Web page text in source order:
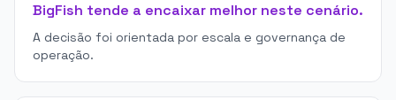
BigFish tende a encaixar melhor neste cenário.
A decisão foi orientada por escala e governança de
operação.